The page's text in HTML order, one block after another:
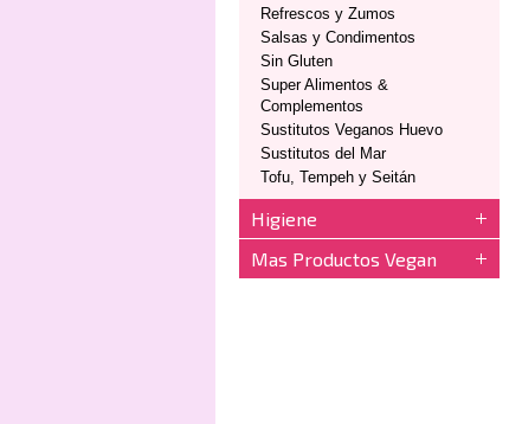
Refrescos y Zumos
Salsas y Condimentos
Sin Gluten
Super Alimentos &
Complementos
Sustitutos Veganos Huevo
Sustitutos del Mar
Tofu, Tempeh y Seitán
Higiene
Mas Productos Vegan